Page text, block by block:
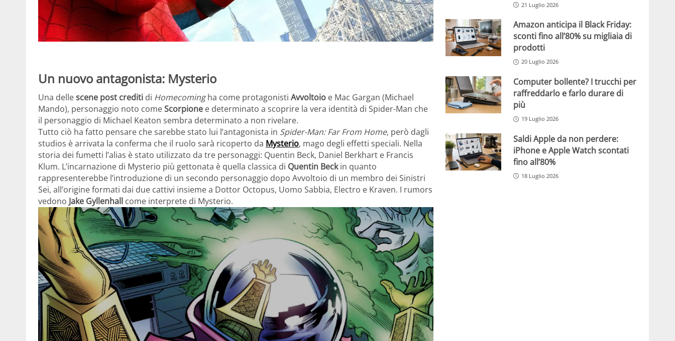
Un nuovo antagonista: Mysterio
Una dellescene post crediti di Homecomingha come protagonisti Avvoltoio e Mac Gargan (Michael
Mando), personaggio noto comeScorpione e determinato a scoprire la vera identità di Spider-Man che
il personaggio di Michael Keaton sembra determinato a non rivelare.
Tutto ciò ha fatto pensare che sarebbe stato lui l’antagonista in Spider-Man: Far From Home, però dagli
studios è arrivata la conferma che il ruolo sarà ricoperto da Mysterio, mago degli effetti speciali. Nella
storia dei fumetti l’alias è stato utilizzato da tre personaggi: Quentin Beck, Daniel Berkhart e Francis
Klum. L’incarnazione di Mysterio più gettonata è quella classica di Quentin Beckin quanto
rappresenterebbe l’introduzione di un secondo personaggio dopo Avvoltoio di un membro dei Sinistri
Sei, all’origine formati dai due cattivi insieme a Dottor Octopus, Uomo Sabbia, Electro e Kraven. I rumors
vedono Jake Gyllenhall come interprete di Mysterio.
21 Luglio 2026
Amazon anticipa il Black Friday:
sconti fino all’80% su migliaia di
prodotti
20 Luglio 2026
Computer bollente? I trucchi per
raffreddarlo e farlo durare di
più
19 Luglio 2026
Saldi Apple da non perdere:
iPhone e Apple Watch scontati
fino all’80%
18 Luglio 2026